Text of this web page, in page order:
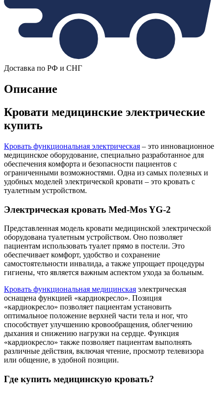
Доставка по РФ и СНГ
Описание
Кровати медицинские электрические
купить
Кровать функциональная электрическая – это инновационное
медицинское оборудование, специально разработанное для
обеспечения комфорта и безопасности пациентов с
ограниченными возможностями. Одна из самых полезных и
удобных моделей электрической кровати – это кровать с
туалетным устройством.
Электрическая кровать Med-Mos YG-2
Представленная модель кровати медицинской электрической
оборудована туалетным устройством. Оно позволяет
пациентам использовать туалет прямо в постели. Это
обеспечивает комфорт, удобство и сохранение
самостоятельности инвалида, а также упрощает процедуры
гигиены, что является важным аспектом ухода за больным.
Кровать функциональная медицинская электрическая
оснащена функцией «кардиокресло». Позиция
«кардиокресло» позволяет пациентам установить
оптимальное положение верхней части тела и ног, что
способствует улучшению кровообращения, облегчению
дыхания и снижению нагрузки на сердце. Функция
«кардиокресло» также позволяет пациентам выполнять
различные действия, включая чтение, просмотр телевизора
или общение, в удобной позиции.
Где купить медицинскую кровать?